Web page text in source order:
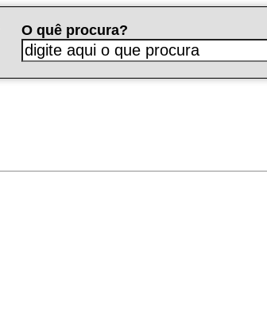
O quê procura?